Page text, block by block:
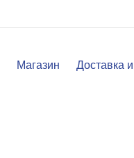
Магазин Доставка